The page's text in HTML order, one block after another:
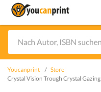
Youcanprint
Store
Crystal Vision Trough Crystal Gazing